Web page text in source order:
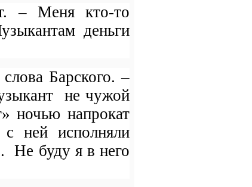
– Меня кто-то
деньги
Барского. –
не чужой
ночью напрокат
ней исполняли
Не буду я в него